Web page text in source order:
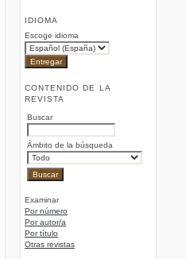
IDIOMA
Escoge idioma
CONTENIDO DE LA
REVISTA
Buscar
Ámbito de la búsqueda
Examinar
Por número
Por autor/a
Por título
Otras revistas